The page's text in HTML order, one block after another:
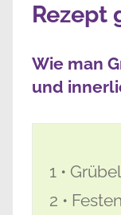
Rezept
Wie man
und
1 •
2 •